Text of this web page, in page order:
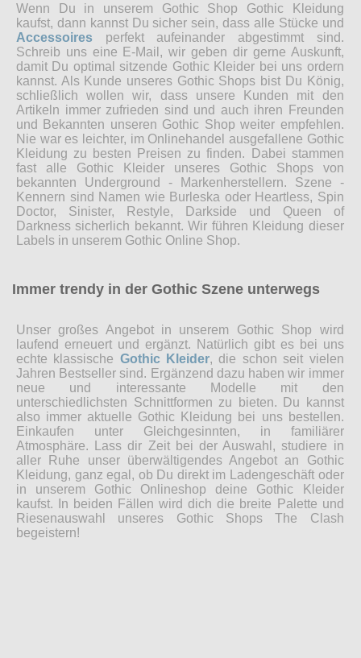
Wenn Du in unserem Gothic Shop Gothic Kleidung
kaufst, dann kannst Du sicher sein, dass alle Stücke und
Accessoires perfekt aufeinander abgestimmt sind.
Schreib uns eine E-Mail, wir geben dir gerne Auskunft,
damit Du optimal sitzende Gothic Kleider bei uns ordern
kannst. Als Kunde unseres Gothic Shops bist Du König,
schließlich wollen wir, dass unsere Kunden mit den
Artikeln immer zufrieden sind und auch ihren Freunden
und Bekannten unseren Gothic Shop weiter empfehlen.
Nie war es leichter, im Onlinehandel ausgefallene Gothic
Kleidung zu besten Preisen zu finden. Dabei stammen
fast alle Gothic Kleider unseres Gothic Shops von
bekannten Underground - Markenherstellern. Szene -
Kennern sind Namen wie Burleska oder Heartless, Spin
Doctor, Sinister, Restyle, Darkside und Queen of
Darkness sicherlich bekannt. Wir führen Kleidung dieser
Labels in unserem Gothic Online Shop.
Immer trendy in der Gothic Szene unterwegs
Unser großes Angebot in unserem Gothic Shop wird
laufend erneuert und ergänzt. Natürlich gibt es bei uns
echte klassische Gothic Kleider, die schon seit vielen
Jahren Bestseller sind. Ergänzend dazu haben wir immer
neue und interessante Modelle mit den
unterschiedlichsten Schnittformen zu bieten. Du kannst
also immer aktuelle Gothic Kleidung bei uns bestellen.
Einkaufen unter Gleichgesinnten, in familiärer
Atmosphäre. Lass dir Zeit bei der Auswahl, studiere in
aller Ruhe unser überwältigendes Angebot an Gothic
Kleidung, ganz egal, ob Du direkt im Ladengeschäft oder
in unserem Gothic Onlineshop deine Gothic Kleider
kaufst. In beiden Fällen wird dich die breite Palette und
Riesenauswahl unseres Gothic Shops The Clash
begeistern!